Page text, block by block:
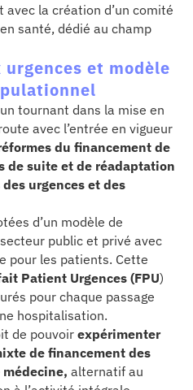
la création d’un comité
santé, dédié au champ
et modèle
tournant dans la mise en
avec l’entrée en vigueur
du financement de
de suite et de réadaptation
urgences et des
d’un modèle de
public et privé avec
pour les patients. Cette
Patient Urgences (FPU)
pour chaque passage
hospitalisation.
de pouvoirexpérimenter
de financement des
alternatif au